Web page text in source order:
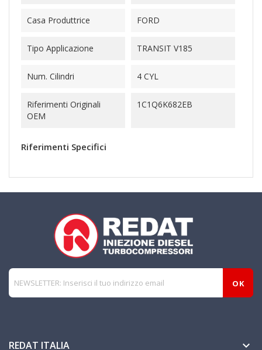
Casa Produttrice FORD
Tipo Applicazione TRANSIT V185
Num. Cilindri 4 CYL
Riferimenti Originali
OEM
1C1Q6K682EB
Riferimenti Specifici
REDAT ITALIA 